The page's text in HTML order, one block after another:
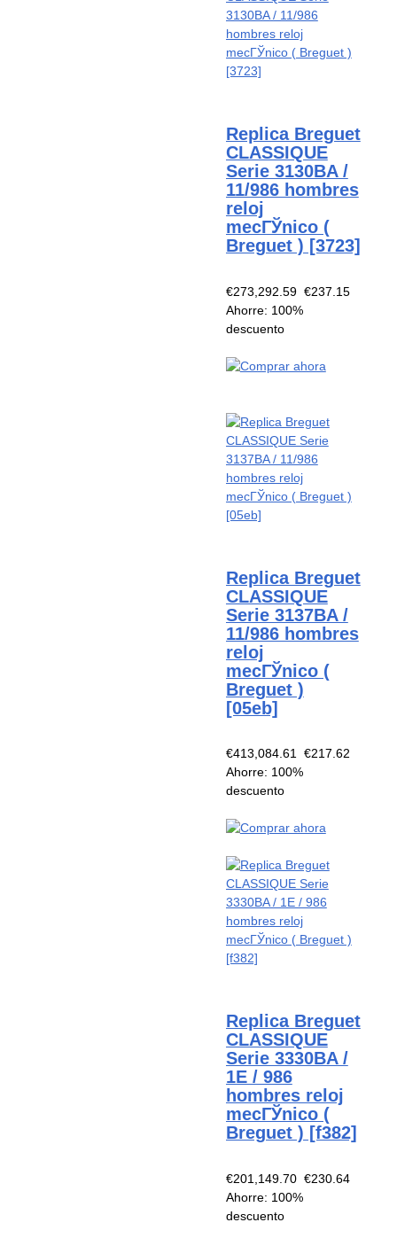
Replica Breguet
CLASSIQUE
Serie 3130BA /
11/986 hombres
reloj
mecГЎnico (
Breguet ) [3723]
€273,292.59 €237.15
Ahorre: 100%
descuento
Replica Breguet
CLASSIQUE
Serie 3137BA /
11/986 hombres
reloj
mecГЎnico (
Breguet )
[05eb]
€413,084.61 €217.62
Ahorre: 100%
descuento
Replica Breguet
CLASSIQUE
Serie 3330BA /
1E / 986
hombres reloj
mecГЎnico (
Breguet ) [f382]
€201,149.70 €230.64
Ahorre: 100%
descuento